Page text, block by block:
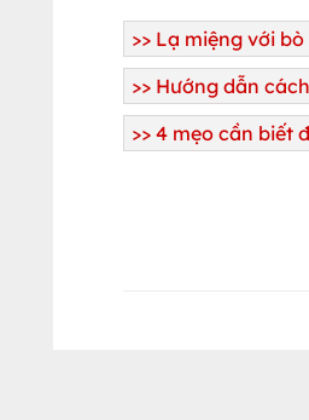
>> Lạ miệng với
>> Hướng dẫn
>> 4 mẹo cần biết